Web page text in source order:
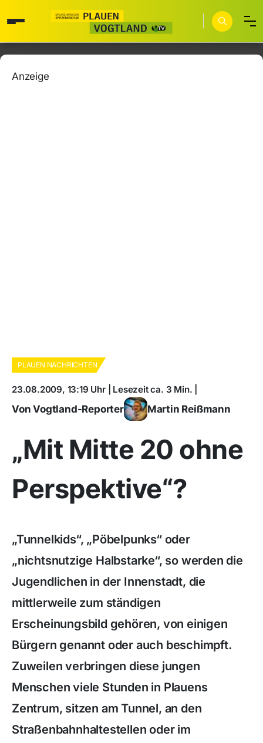
Anzeige
PLAUEN NACHRICHTEN
23.08.2009, 13:19 Uhr | Lesezeit ca. 3 Min. |
Von Vogtland-Reporter Martin Reißmann
„Mit Mitte 20 ohne
Perspektive“?
„Tunnelkids“, „Pöbelpunks“ oder
„nichtsnutzige Halbstarke“, so werden die
Jugendlichen in der Innenstadt, die
mittlerweile zum ständigen
Erscheinungsbild gehören, von einigen
Bürgern genannt oder auch beschimpft.
Zuweilen verbringen diese jungen
Menschen viele Stunden in Plauens
Zentrum, sitzen am Tunnel, an den
Straßenbahnhaltestellen oder im